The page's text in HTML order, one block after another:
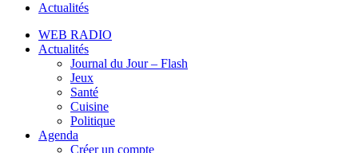
Actualités
WEB RADIO
Actualités
Journal du Jour – Flash
Jeux
Santé
Cuisine
Politique
Agenda
Créer un compte